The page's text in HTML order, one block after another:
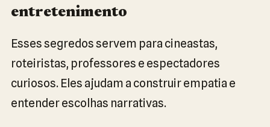
entretenimento
Esses segredos servem para cineastas,
roteiristas, professores e espectadores
curiosos. Eles ajudam a construir empatia e
entender escolhas narrativas.